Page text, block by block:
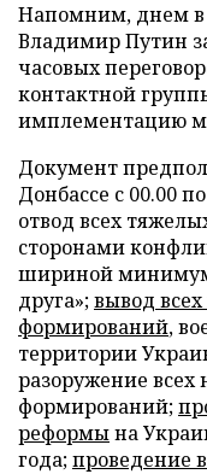
Напомним, днем в
Владимир Путин
часовых
контактной
имплементацию
Документ
Донбассе с 00.00
отвод всех
сторонами
шириной минимум
друга»;вывод
формирований,
территории
разоружение всех
формирований;
реформына
года;проведение